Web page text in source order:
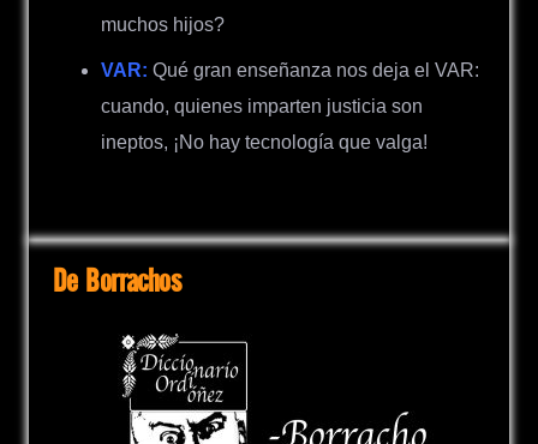
muchos hijos?
VAR: Qué gran enseñanza nos deja el VAR:
cuando, quienes imparten justicia son
ineptos, ¡No hay tecnología que valga!
De Borrachos